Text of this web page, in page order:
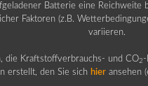
Batterie eine
Faktoren (z.B.
variieren.
die Kraftstoffverbrauchs- und CO2 -
erstellt, den Sie sich hier ansehen